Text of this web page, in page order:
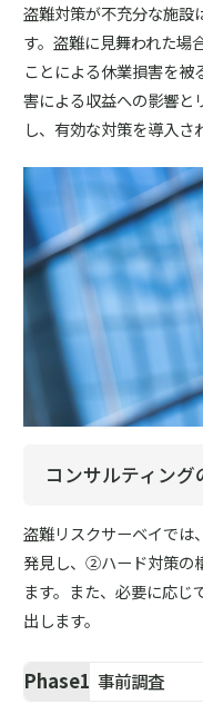
盗難対策が不充分な施設
す。盗難に見舞われた場
ことによる休業損害を被
害による収益への影響と
し、有効な対策を導入さ
コンサルティング
盗難リスクサーベイで
発見し、②ハード対策の
ます。また、必要に応じ
出します。
Phase1 事前調査